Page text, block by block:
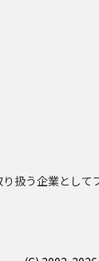
扱う企業として